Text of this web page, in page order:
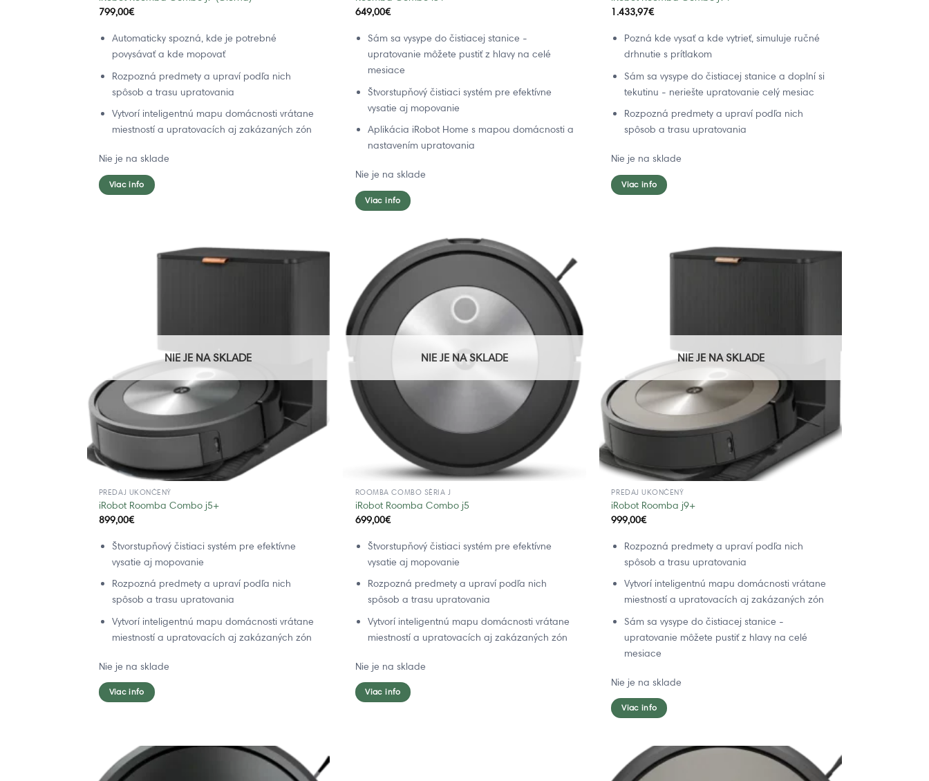
799,00€
Automaticky spozná, kde je potrebné
povysávať a kde mopovať
Rozpozná predmety a upraví podľa nich
spôsob a trasu upratovania
Vytvorí inteligentnú mapu domácnosti vrátane
miestností a upratovacích aj zakázaných zón
Nie je na sklade
Viac info
649,00€
Sám sa vysype do čistiacej stanice -
upratovanie môžete pustiť z hlavy na celé
mesiace
Štvorstupňový čistiaci systém pre efektívne
vysatie aj mopovanie
Aplikácia iRobot Home s mapou domácnosti a
nastavením upratovania
Nie je na sklade
Viac info
1.433,97€
Pozná kde vysať a kde vytrieť, simuluje ručné
drhnutie s prítlakom
Sám sa vysype do čistiacej stanice a doplní si
tekutinu - neriešte upratovanie celý mesiac
Rozpozná predmety a upraví podľa nich
spôsob a trasu upratovania
Nie je na sklade
Viac info
NIE JE NA SKLADE
PREDAJ UKONČENÝ
iRobot Roomba Combo j5+
899,00€
Štvorstupňový čistiaci systém pre efektívne
vysatie aj mopovanie
Rozpozná predmety a upraví podľa nich
spôsob a trasu upratovania
Vytvorí inteligentnú mapu domácnosti vrátane
miestností a upratovacích aj zakázaných zón
Nie je na sklade
Viac info
NIE JE NA SKLADE
ROOMBA COMBO SÉRIA J
iRobot Roomba Combo j5
699,00€
Štvorstupňový čistiaci systém pre efektívne
vysatie aj mopovanie
Rozpozná predmety a upraví podľa nich
spôsob a trasu upratovania
Vytvorí inteligentnú mapu domácnosti vrátane
miestností a upratovacích aj zakázaných zón
Nie je na sklade
Viac info
NIE JE NA SKLADE
PREDAJ UKONČENÝ
iRobot Roomba j9+
999,00€
Rozpozná predmety a upraví podľa nich
spôsob a trasu upratovania
Vytvorí inteligentnú mapu domácnosti vrátane
miestností a upratovacích aj zakázaných zón
Sám sa vysype do čistiacej stanice -
upratovanie môžete pustiť z hlavy na celé
mesiace
Nie je na sklade
Viac info